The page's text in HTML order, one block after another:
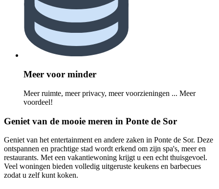
Meer voor minder
Meer ruimte, meer privacy, meer voorzieningen ... Meer
voordeel!
Geniet van de mooie meren in Ponte de Sor
Geniet van het entertainment en andere zaken in Ponte de Sor. Deze
ontspannen en prachtige stad wordt erkend om zijn spa's, meer en
restaurants. Met een vakantiewoning krijgt u een echt thuisgevoel.
Veel woningen bieden volledig uitgeruste keukens en barbecues
zodat u zelf kunt koken.